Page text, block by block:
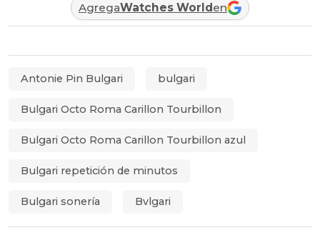
AgregaWatches World en
Antonie Pin Bulgari bulgari
Bulgari Octo Roma Carillon Tourbillon
Bulgari Octo Roma Carillon Tourbillon azul
Bulgari repetición de minutos
Bulgari sonería Bvlgari